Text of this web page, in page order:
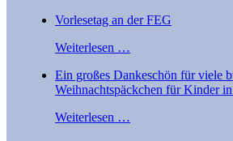
Vorlesetag an der FEG
Weiterlesen …
Ein großes Dankeschön für viele
Weihnachtspäckchen für Kinder
Weiterlesen …